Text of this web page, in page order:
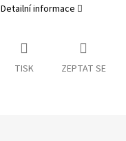
Detailní informace
TISK ZEPTAT SE